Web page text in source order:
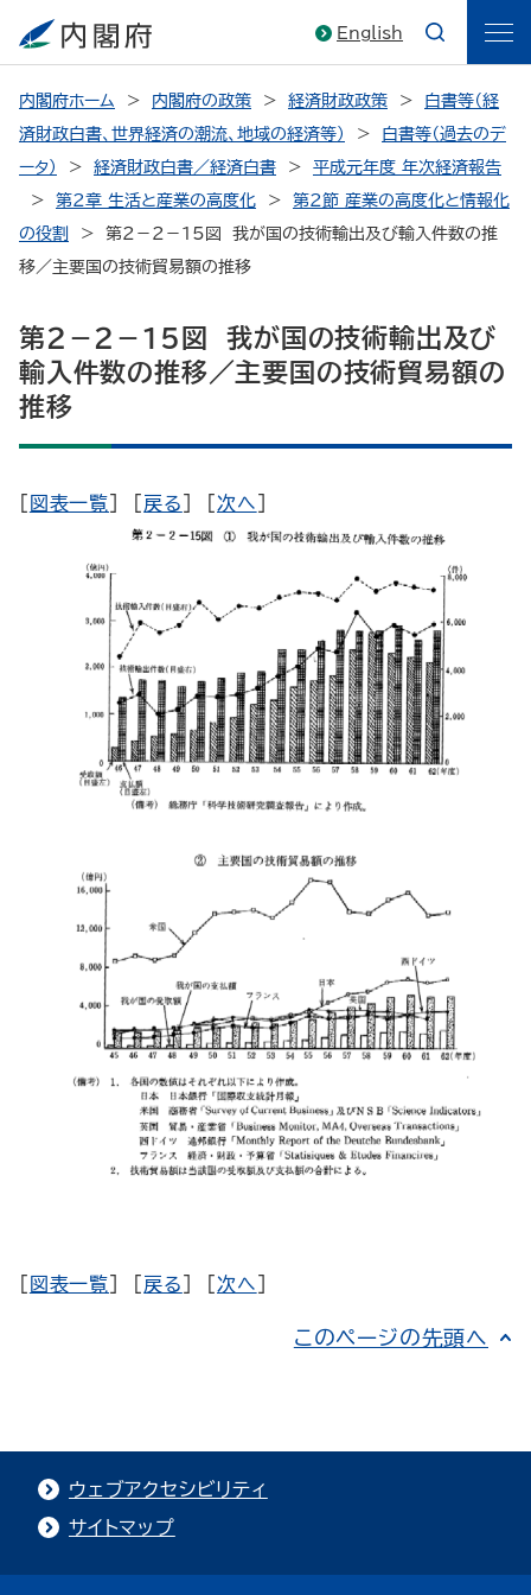
English
内閣府ホーム 内閣府の政策 経済財政政策
白書等（経
済財政白書、世界経済の潮流、地域の経済等）
白書等（過去のデ
ータ）
経済財政白書／経済白書
平成元年度 年次経済報告
第2章 生活と産業の高度化
第2節 産業の高度化と情報化
の役割
第２－２－15図 我が国の技術輸出及び輸入件数の推
移／主要国の技術貿易額の推移
第２－２－15図 我が国の技術輸出及び
輸入件数の推移／主要国の技術貿易額の
推移
図表一覧 戻る ] [次へ
図表一覧 戻る ] [次へ
このページの先頭へ
ウェブアクセシビリティ
サイトマップ